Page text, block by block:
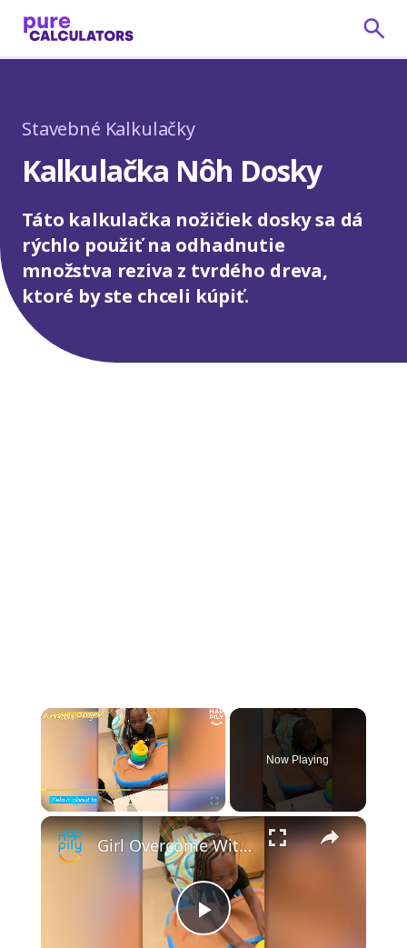
Stavebné Kalkulačky
Kalkulačka Nôh Dosky
Táto kalkulačka nožičiek dosky sa dá
rýchlo použiť na odhadnutie
množstva reziva z tvrdého dreva,
ktoré by ste chceli kúpiť.
×
Fullscreen
Now Playing
×
P
Girl Overcome With Emotion Hearing Parents' Voices For First Time | Happily TV